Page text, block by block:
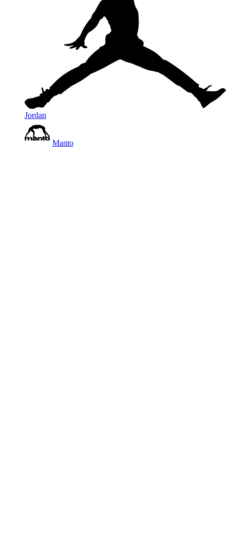
Jordan
Manto